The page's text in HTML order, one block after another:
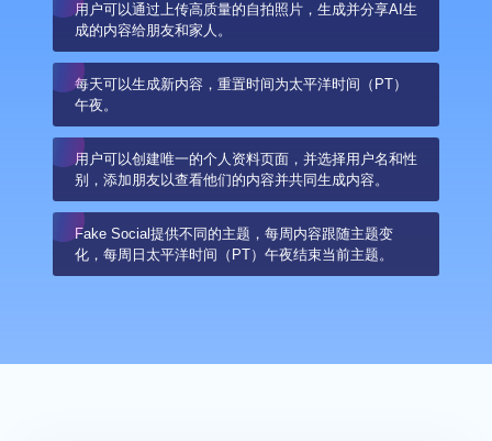
用户可以通过上传高质量的自拍照片，生成并分享AI生
成的内容给朋友和家人。
每天可以生成新内容，重置时间为太平洋时间（PT）
午夜。
用户可以创建唯一的个人资料页面，并选择用户名和性
别，添加朋友以查看他们的内容并共同生成内容。
Fake Social提供不同的主题，每周内容跟随主题变
化，每周日太平洋时间（PT）午夜结束当前主题。